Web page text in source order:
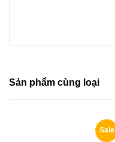
Sản phẩm cùng loại
Sale